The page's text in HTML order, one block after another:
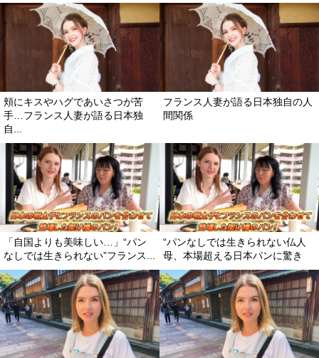
頬にキスやハグであいさつが苦
手…フランス人妻が語る日本独
自...
フランス人妻が語る日本独自の人
間関係
「自国よりも美味しい…」“パン
なしでは生きられない”フランス...
“パンなしでは生きられない仏人
母、本場超える日本パンに驚き